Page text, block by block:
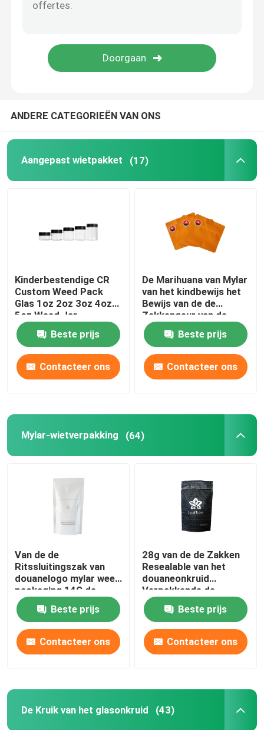
De Kruik van het glasonkruid
Tin Box veilig voor kinderen
Luer Lock glazen spuit
Vape cartridge verpakking
De Kruik van het concentraatglas
Buis van het glas de Prebroodje
De Kruik van het Borosilicateglas
De Fles van het glasdruppelbuisje
Pop-top buizen
Kruid Tabak Grinder
Pre-roll kegel
ANDERE CATEGORIEËN VAN ONS
Aangepast wietpakket (17)
Kinderbestendige CR
Custom Weed Pack
Glas 1oz 2oz 3oz 4oz
5oz Weed Jar
Beste prijs
Contacteer ons
De Marihuana van Mylar
van het kindbewijs het
Bewijs van de de
Zakkengeur van de
Verpakkingsritssluiting
Beste prijs
Contacteer ons
Mylar-wietverpakking (64)
Van de de
Ritssluitingszak van
douanelogo mylar weed
packaging 14G de
bloem Verpakking
Beste prijs
Contacteer ons
28g van de de Zakken
Resealable van het
douaneonkruid
Verpakkende de
Bloemzakken
Beste prijs
Contacteer ons
De Kruik van het glasonkruid (43)